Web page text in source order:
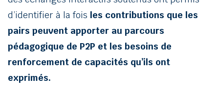
d’identifier à la fois les contributions que les
pairs peuvent apporter au parcours
pédagogique de P2P et les besoins de
renforcement de capacités qu’ils ont
exprimés.